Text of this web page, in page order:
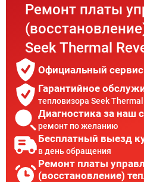
Ремонт платы
Seek Thermal
Официальный сервис
Гарантийное
тепловизора Seek
Диагностика за наш
ремонт по желанию
Бесплатный выезд
в день обращения
Ремонт платы
(восстановление)